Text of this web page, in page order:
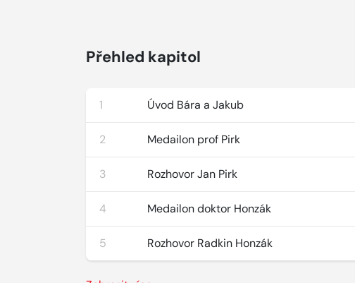
Přehled kapitol
1 Úvod Bára a Jakub
2 Medailon prof Pirk
3 Rozhovor Jan Pirk
4 Medailon doktor Honzák
5 Rozhovor Radkin Honzák